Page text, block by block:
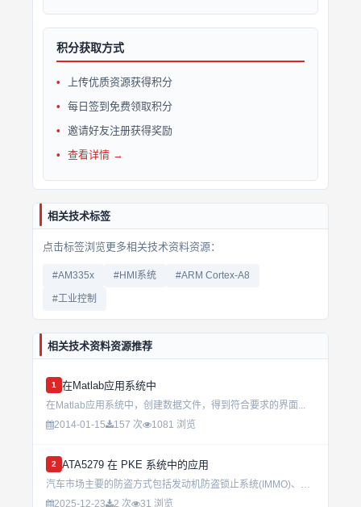
积分获取方式
上传优质资源获得积分
每日签到免费领取积分
邀请好友注册获得奖励
查看详情 →
相关技术标签
点击标签浏览更多相关技术资料资源：
#AM335x #HMI系统 #ARM Cortex-A8
#工业控制
相关技术资料资源推荐
1 在Matlab应用系统中
在Matlab应用系统中，创建数据文件，得到符合要求的界面...
2014-01-15
157 次 1081 浏览
2 ATA5279 在 PKE 系统中的应用
汽车市场主要的防盗方式包括发动机防盗锁止系统(IMMO)、遥控门锁(RKE)、无钥匙门禁(PKE)、电子转向柱锁、双向智能钥匙和GPS卫星定位等，其中以IMMO和RKE的应用最为广泛。无钥匙进入系统（...
2025-12-23
2 次 31 浏览